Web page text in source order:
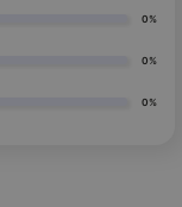
0%
0%
0%